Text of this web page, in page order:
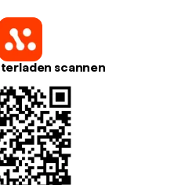
scannen